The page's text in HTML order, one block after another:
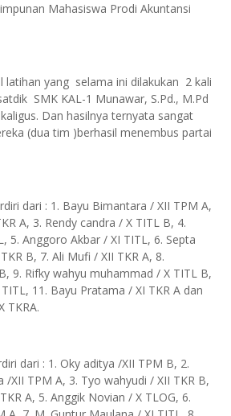
Mahasiswa Prodi Akuntansi
latihan yang selama ini dilakukan 2 kali
SMK KAL-1 Munawar, S.Pd., M.Pd
Dan hasilnya ternyata sangat
(dua tim )berhasil menembus partai
dari : 1. Bayu Bimantara / XII TPM A,
A, 3. Rendy candra / X TITL B, 4.
5. Anggoro Akbar / XI TITL, 6. Septa
B, 7. Ali Mufi / XII TKR A, 8.
9. Rifky wahyu muhammad / X TITL B,
11. Bayu Pratama / XI TKR A dan
TKRA.
dari : 1. Oky aditya /XII TPM B, 2.
/XII TPM A, 3. Tyo wahyudi / XII TKR B,
A, 5. Anggik Novian / X TLOG, 6.